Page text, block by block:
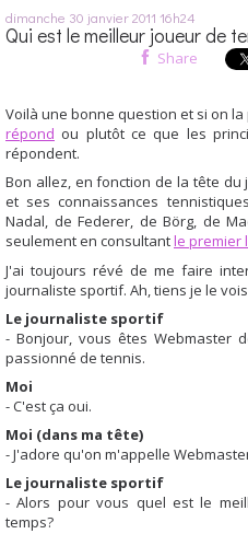
dimanche 30 janvier 2011 16h24
Qui est le meilleur joueur de
Share
Voilà une bonne question et si on la
répond ou plutôt ce que les
répondent.
Bon allez, en fonction de la tête
et ses connaissances
Nadal, de Federer, de Börg, de
seulement en consultantle premier
J'ai toujours révé de me faire
journaliste sportif. Ah, tiens je le
Le journaliste sportif
- Bonjour, vous êtes Webmaster
passionné de tennis.
Moi
- C'est ça oui.
Moi (dans ma tête)
- J'adore qu'on m'appelle
Le journaliste sportif
- Alors pour vous quel est le
temps?